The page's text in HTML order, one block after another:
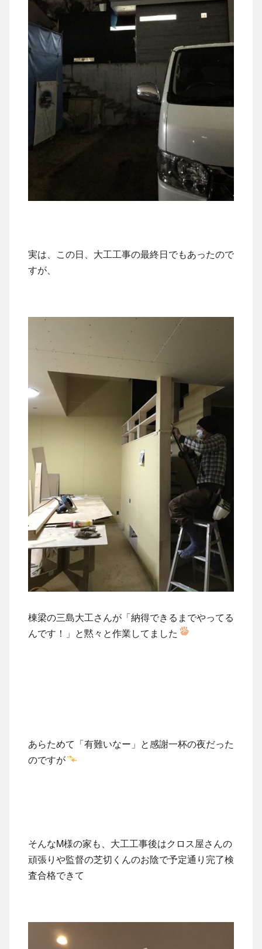
実は、この日、大工工事の最終日でもあったので
すが、
棟梁の三島大工さんが「納得できるまでやってる
んです！」と黙々と作業してました
あらためて「有難いなー」と感謝一杯の夜だった
のですが
そんなM様の家も、大工工事後はクロス屋さんの
頑張りや監督の芝切くんのお陰で予定通り完了検
査合格できて